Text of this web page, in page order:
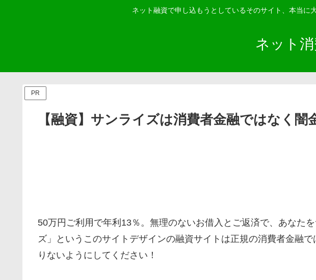
ネット融資で申し込もうとしているそのサイト、本当に
ネット
PR
【融資】サンライズは消費者金融ではなく闇
50万円ご利用で年利13％。無理のないお借入とご返済で、あなたを
ズ 」というこのサイトデザインの融資サイトは正規の消費者金融
りないようにしてください！